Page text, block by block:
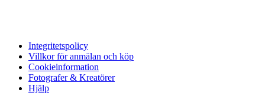
Integritetspolicy
Villkor för anmälan och köp
Cookieinformation
Fotografer & Kreatörer
Hjälp